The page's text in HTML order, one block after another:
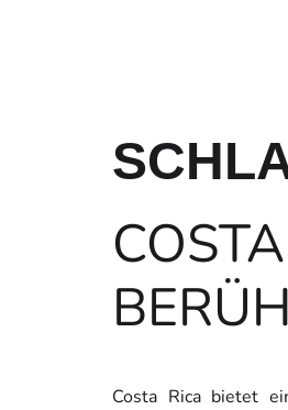
Costa Rica bietet